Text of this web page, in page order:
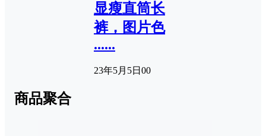
显瘦直筒长
裤，图片色
......
23年5月5日 00
商品聚合